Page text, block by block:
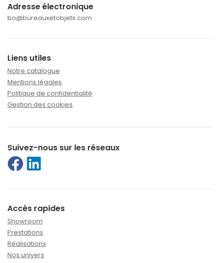
Adresse électronique
bo@bureauxetobjets.com
Liens utiles
Notre catalogue
Mentions légales
Politique de confidentialité
Gestion des cookies
Suivez-nous sur les réseaux
Accès rapides
Showroom
Prestations
Réalisations
Nos univers